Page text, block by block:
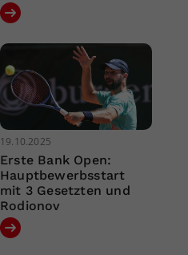
19.10.2025
Erste Bank Open:
Hauptbewerbsstart
mit 3 Gesetzten und
Rodionov